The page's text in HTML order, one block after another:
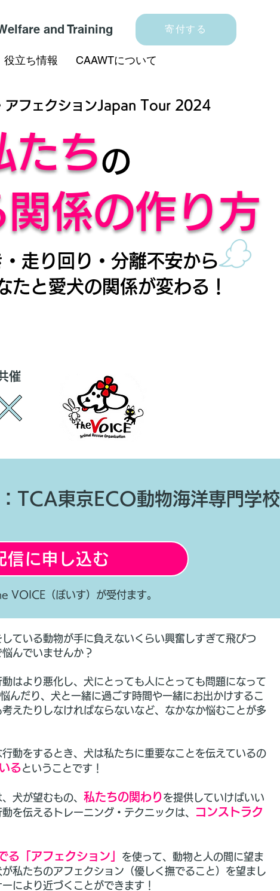
and Training 寄付する
役立ち情報 CAAWTについて
アフェクションJapan Tour 2024
たちの
係の作り方
走り回り・分離不安から​
たと愛犬の関係が変わる！
催
TCA東京ECO動物海洋専門学校
信に申し込む
VOICE（ぼいす） が受付ます。
ている動物が手に負えないくらい興奮しすぎて飛びつ
んでいませんか？
はより悪化し、犬にとっても人にとっても問題になって
んだり、犬と一緒に過ごす時間や一緒にお出かけするこ
えたりしなければならないなど、なかなか悩むことが多
動をするとき、犬は私たちに重要なことを伝えているの
るということです！
犬が望むもの、 私たちの関わりを提供していけばいい
を伝えるトレーニング・テクニックは、
コンストラク
る「アフェクション」
を使って、動物と人の間に望ま
私たちのアフェクション（優しく撫でること）を望まし
により近づくことができます！